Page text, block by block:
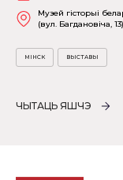
Музей гісторыі
(вул. Багдановіча, 13)
МІНСК ВЫСТАВЫ
ЧЫТАЦЬ ЯШЧЭ